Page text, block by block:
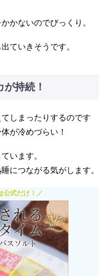
かないのでびっくり。
ていきそうです。
持続！
しまったりするのです
が冷めづらい！
います。
につながる気がします。
公式だけ！／